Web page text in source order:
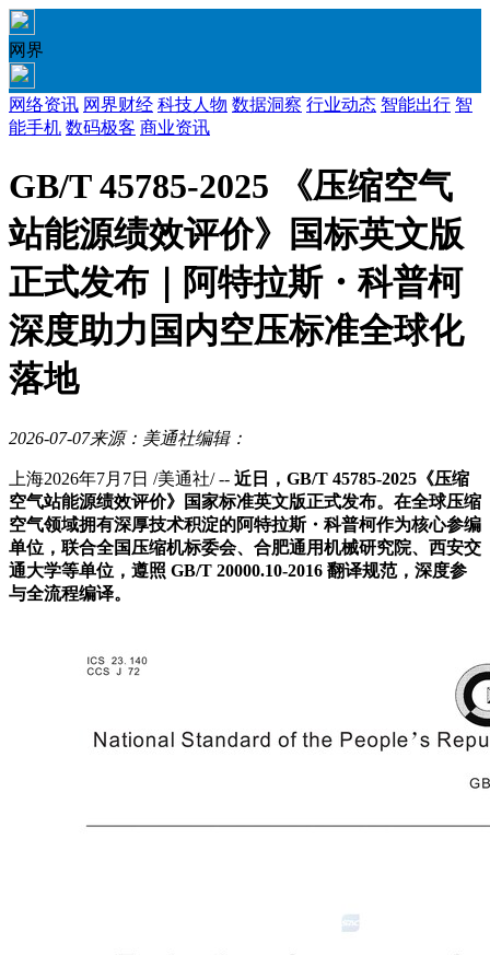
网界
网络资讯 网界财经 科技人物 数据洞察 行业动态 智能出行 智
能手机 数码极客 商业资讯
GB/T 45785-2025 《压缩空气
站能源绩效评价》国标英文版
正式发布｜阿特拉斯・科普柯
深度助力国内空压标准全球化
落地
2026-07-07来源：美通社编辑：
上海2026年7月7日 /美通社/ -- 近日， GB/T 45785-2025 《压缩
空气站能源绩效评价》国家标准英文版正式发布。在全球压缩
空气领域拥有深厚技术积淀的阿特拉斯・ 科普柯作为核心参编
单位，联合全国压缩机标委会、合肥通用机械研究院、西安交
通大学等单位，遵照 GB/T 20000.10-2016 翻译规范，深度参
与全流程编译。